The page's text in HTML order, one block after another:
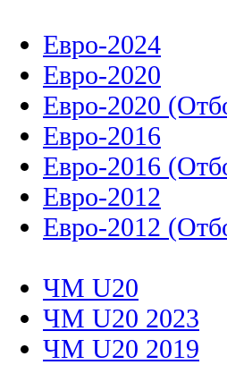
Евро-2024
Евро-2020
Евро-2020
Евро-2016
Евро-2016
Евро-2012
Евро-2012
ЧМ U20
ЧМ U20 2023
ЧМ U20 2019